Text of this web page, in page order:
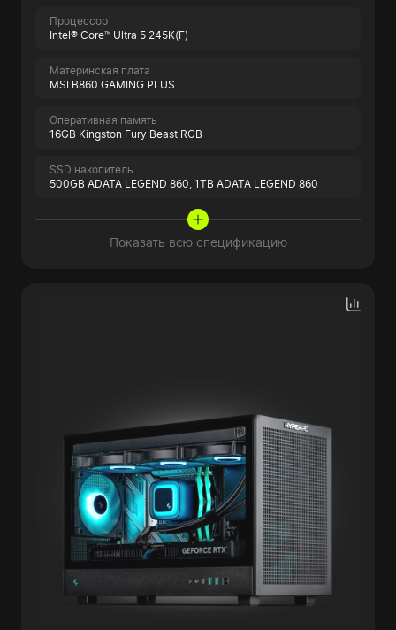
Процессор
Intel® Core™ Ultra 5 245K(F)
Материнская плата
MSI B860 GAMING PLUS
Оперативная память
16GB Kingston Fury Beast RGB
SSD накопитель
500GB ADATA LEGEND 860, 1TB ADATA LEGEND 860
Показать всю спецификацию